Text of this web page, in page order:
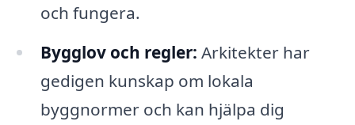
och fungera.
Bygglov och regler: Arkitekter har
gedigen kunskap om lokala
byggnormer och kan hjälpa dig